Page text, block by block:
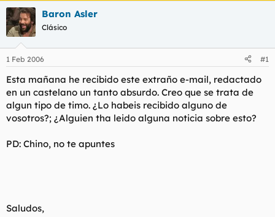
i
c
i
a
d
o
d
e
l
t
m
a
h
e
i
c
i
o
Baron Asler
Clásico
1 Feb 2006 #1
Esta mañana he recibido este extraño e-mail, redactado
en un castelano un tanto absurdo. Creo que se trata de
algun tipo de timo. ¿Lo habeis recibido alguno de
vosotros?; ¿Alguien tha leido alguna noticia sobre esto?
PD: Chino, no te apuntes
Saludos,